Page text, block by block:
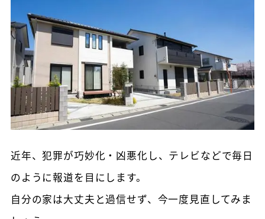
近年、犯罪が巧妙化・凶悪化し、テレビなどで毎日
のように報道を目にします。
自分の家は大丈夫と過信せず、今一度見直してみま